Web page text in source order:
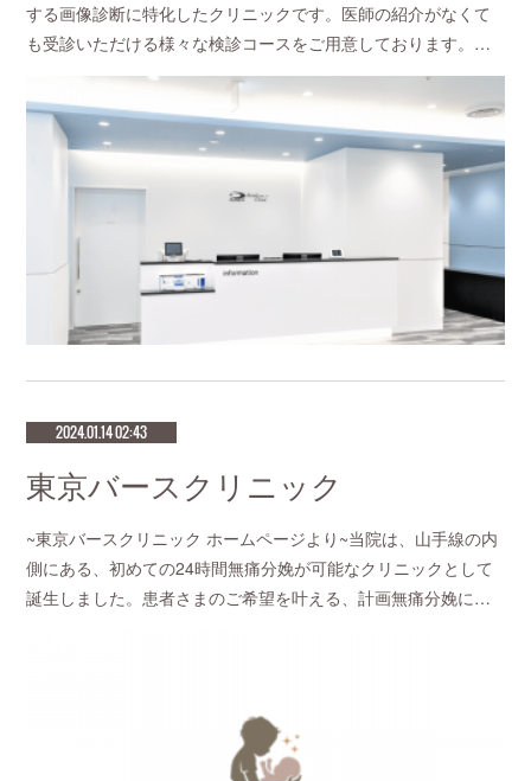
する画像診断に特化したクリニックです。医師の紹介がなくて
も受診いただける様々な検診コースをご用意しております。…
2024.01.14 02:43
東京バースクリニック
~東京バースクリニック ホームページより~当院は、山手線の内
側にある、初めての24時間無痛分娩が可能なクリニックとして
誕生しました。患者さまのご希望を叶える、計画無痛分娩に…